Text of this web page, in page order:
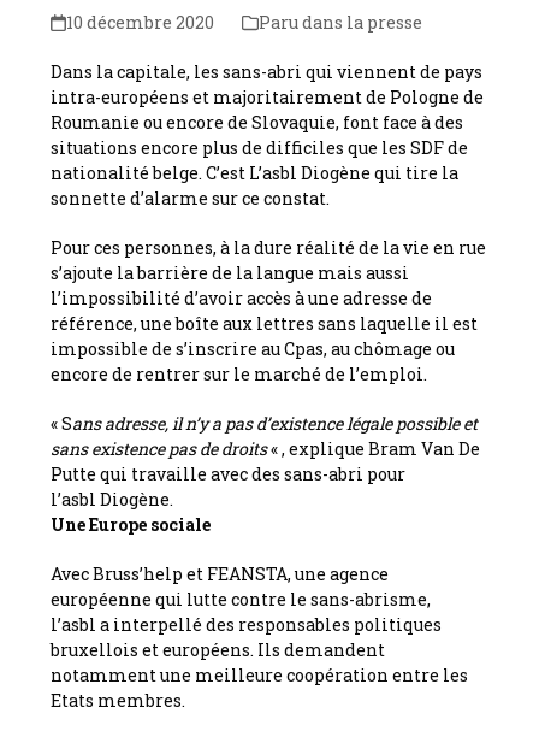
10 décembre 2020 Paru dans la presse
Dans la capitale, les sans-abri qui viennent de pays
intra-européens et majoritairement de Pologne de
Roumanie ou encore de Slovaquie, font face à des
situations encore plus de difficiles que les SDF de
nationalité belge. C’est L’asbl Diogène qui tire la
sonnette d’alarme sur ce constat.
Pour ces personnes, à la dure réalité de la vie en rue
s’ajoute la barrière de la langue mais aussi
l’impossibilité d’avoir accès à une adresse de
référence, une boîte aux lettres sans laquelle il est
impossible de s’inscrire au Cpas, au chômage ou
encore de rentrer sur le marché de l’emploi.
« Sans adresse, il n’y a pas d’existence légale possible et
sans existence pas de droits« , explique Bram Van De
Putte qui travaille avec des sans-abri pour
l’asbl Diogène.
Une Europe sociale
Avec Bruss’help et FEANSTA, une agence
européenne qui lutte contre le sans-abrisme,
l’asbl a interpellé des responsables politiques
bruxellois et européens. Ils demandent
notamment une meilleure coopération entre les
Etats membres.